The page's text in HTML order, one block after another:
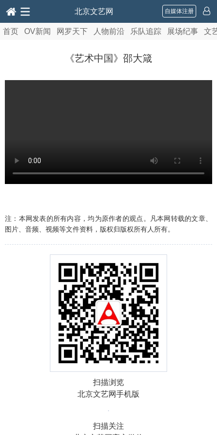
北京文艺网 自媒体注册
首页 OV新闻 网罗天下 人物前沿 乐队追踪 展场纪事 文
《艺术中国》邵大箴
注：本网发表的所有内容，均为原作者的观点。凡本网转载的文章、
图片、音频、视频等文件资料，版权归版权所有人所有。
扫描浏览
北京文艺网手机版
扫描关注